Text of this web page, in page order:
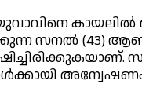
കായലില്‍
സനല്‍ (43)